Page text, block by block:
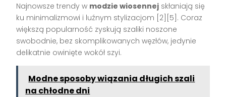
Najnowsze trendy w modzie wiosennej skłaniają się
ku minimalizmowi i luźnym stylizacjom [2][5]. Coraz
większą popularność zyskują szaliki noszone
swobodnie, bez skomplikowanych węzłów, jedynie
delikatnie owinięte wokół szyi.
Modne sposoby wiązania długich szali
na chłodne dni